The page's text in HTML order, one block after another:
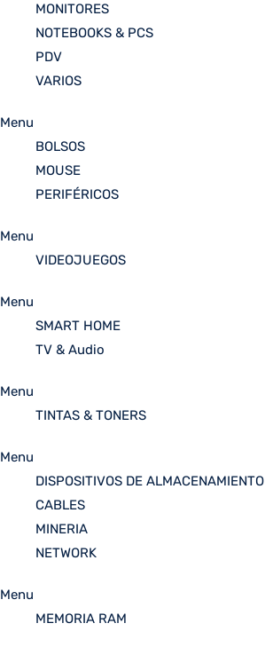
MONITORES
NOTEBOOKS & PCS
PDV
VARIOS
Menu
BOLSOS
MOUSE
PERIFÉRICOS
Menu
VIDEOJUEGOS
Menu
SMART HOME
TV & Audio
Menu
TINTAS & TONERS
Menu
DISPOSITIVOS DE ALMACENAMIENTO
CABLES
MINERIA
NETWORK
Menu
MEMORIA RAM